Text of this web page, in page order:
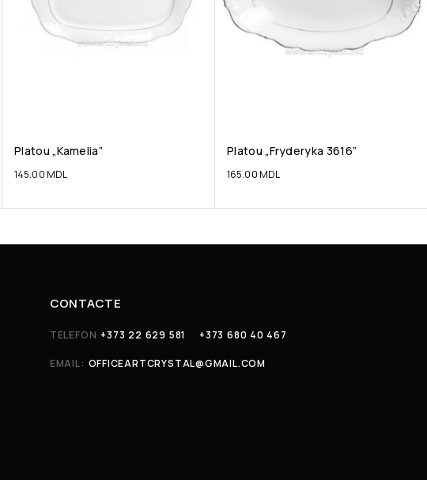
Platou „Kamelia”
145.00 MDL
Platou „Fryderyka 3616”
165.00 MDL
CONTACTE
TELEFON +373 22 629 581 +373 680 40 467
EMAIL: OFFICEARTCRYSTAL@GMAIL.COM